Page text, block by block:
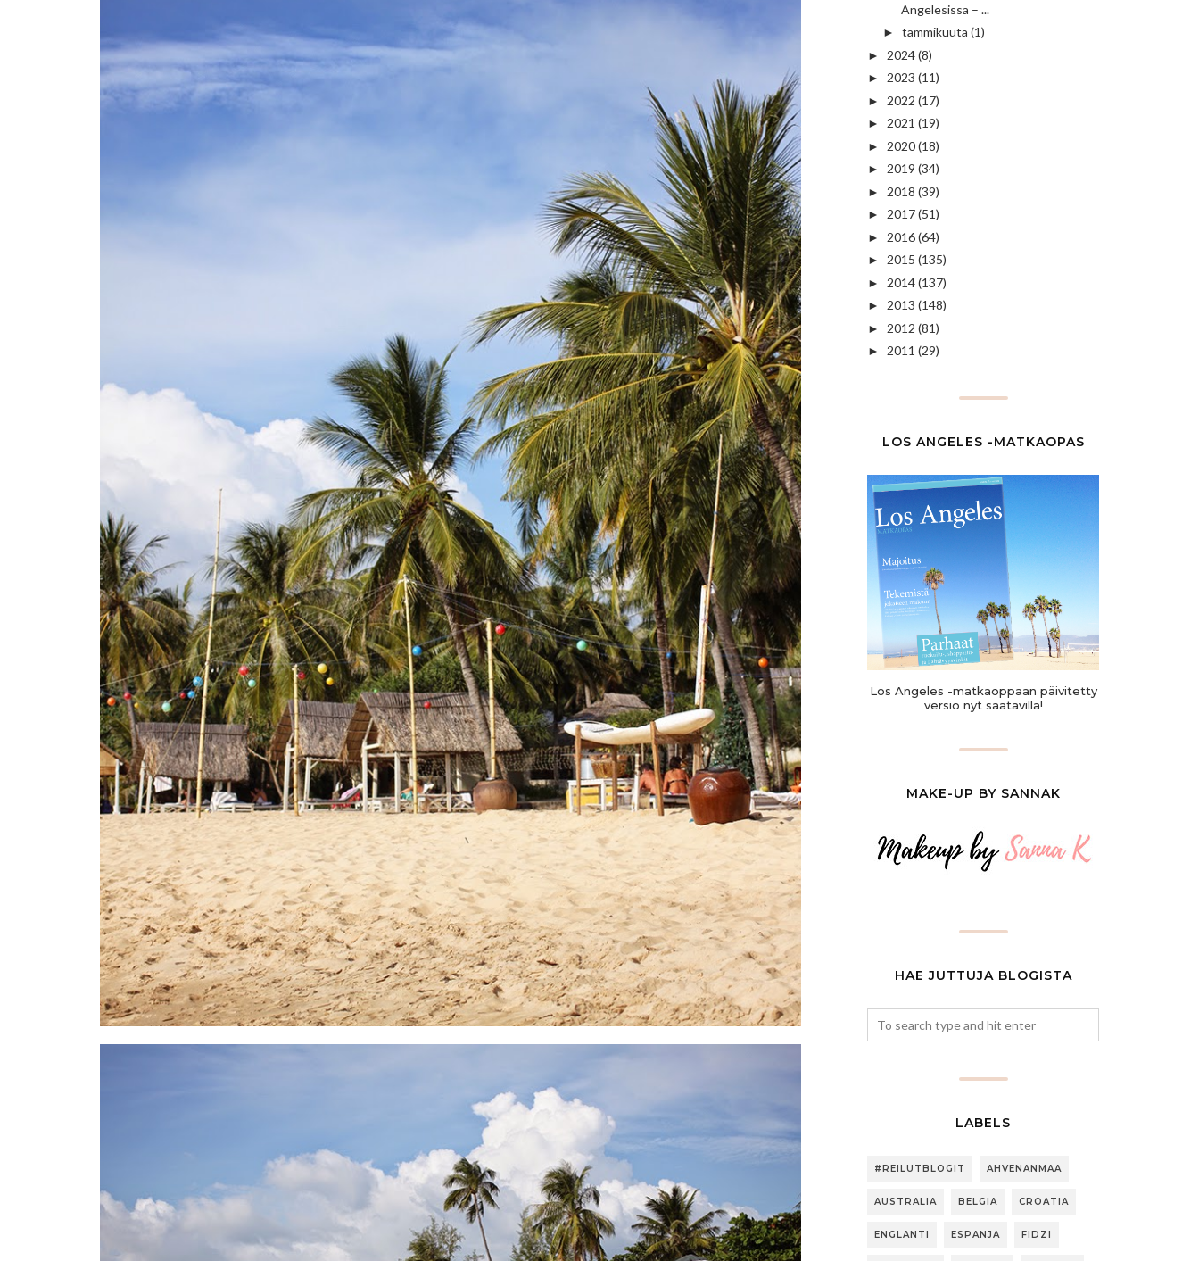
Angelesissa – ...
► tammikuuta (1)
► 2024(8)
► 2023 (11)
► 2022 (17)
► 2021 (19)
► 2020(18)
► 2019 (34)
► 2018 (39)
► 2017(51)
► 2016(64)
► 2015 (135)
► 2014(137)
► 2013 (148)
► 2012 (81)
► 2011 (29)
LOS ANGELES -MATKAOPAS
Los Angeles -matkaoppaan päivitetty
versio nyt saatavilla!
MAKE-UP BY SANNAK
HAE JUTTUJA BLOGISTA
LABELS
#REILUTBLOGIT AHVENANMAA
AUSTRALIA BELGIA CROATIA
ENGLANTI ESPANJA FIDZI